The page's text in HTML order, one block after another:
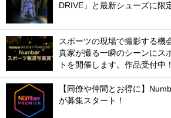
DRIVE」と最新シューズに限
スポーツの現場で撮影する機
真家が撮る一瞬のシーンにス
トを開催します。作品受付中！
【同僚や仲間とお得に】
が募集スタート！